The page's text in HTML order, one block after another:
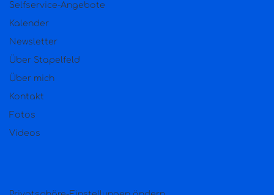
Selfservice-Angebote
Kalender
Newsletter
Über Stapelfeld
Über mich
Kontakt
Fotos
Videos